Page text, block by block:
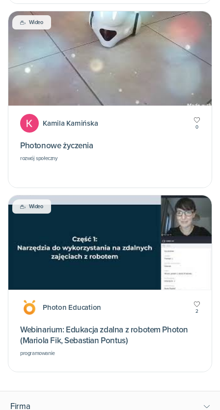
Wideo
Kamila Kamińska 0
Photonowe życzenia
rozwój społeczny
Wideo
Photon Education 2
Webinarium: Edukacja zdalna z robotem Photon
(Mariola Fik, Sebastian Pontus)
programowanie
Firma